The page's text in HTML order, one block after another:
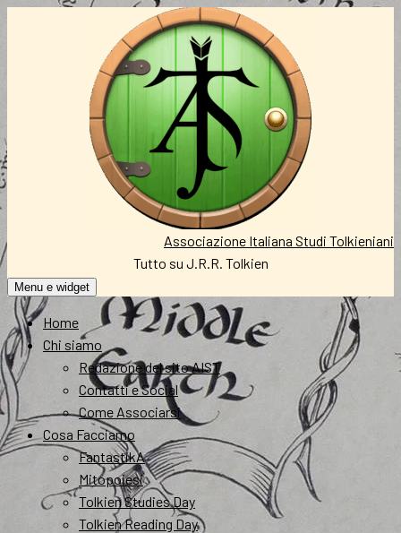
Associazione Italiana Studi Tolkieniani
Tutto su J.R.R. Tolkien
Menu e widget
Home
Chi siamo
Redazione del sito AIST
Contatti e Social
Come Associarsi
Cosa Facciamo
FantastikA
Mitopoiesi
Tolkien Studies Day
Tolkien Reading Day